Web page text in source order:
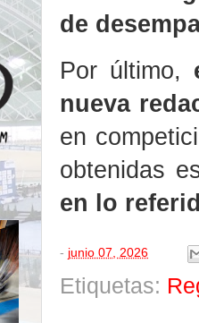
de
Por último,
nueva
en
obtenidas
en lo
- junio 07, 2026
Etiquetas: